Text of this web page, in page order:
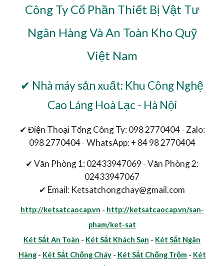
Công Ty Cổ Phần Thiết Bị Vật Tư
Ngân Hàng Và An Toàn Kho Quỹ
Việt Nam
✔ Nhà máy sản xuất: Khu Công Nghệ
Cao Láng Hoà Lạc - Hà Nội
✔ Điện Thoại Tổng Công Ty: 098 2770404 - Zalo:
098 2770404 - WhatsApp: + 84 98 2770404
✔ Văn Phòng 1: 02433947069 - Văn Phòng 2:
02433947067
✔ Email: Ketsatchongchay@gmail.com
http://ketsatcaocap.vn - http://ketsatcaocap.vn/san-
pham/ket-sat
Két Sắt An Toàn - Két Sắt Khách Sạn - Két Sắt Ngân
Hàng- Két Sắt Chống Cháy- Két Sắt Chống Trộm- Két